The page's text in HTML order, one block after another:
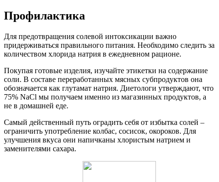
Профилактика
Для предотвращения солевой интоксикации важно
придерживаться правильного питания. Необходимо следить за
количеством хлорида натрия в ежедневном рационе.
Покупая готовые изделия, изучайте этикетки на содержание
соли. В составе переработанных мясных субпродуктов она
обозначается как глутамат натрия. Диетологи утверждают, что
75% NaCl мы получаем именно из магазинных продуктов, а
не в домашней еде.
Самый действенный путь оградить себя от избытка солей –
ограничить употребление колбас, сосисок, окороков. Для
улучшения вкуса они напичканы хлористым натрием и
заменителями сахара.